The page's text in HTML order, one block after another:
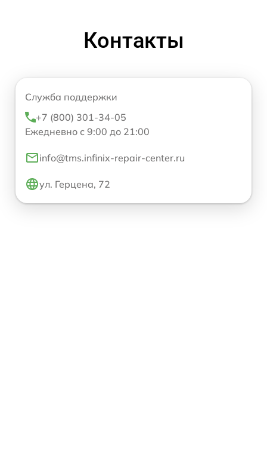
Контакты
Служба поддержки
+7 (800) 301-34-05
Ежедневно с 9:00 до 21:00
info@tms.infinix-repair-center.ru
ул. Герцена, 72